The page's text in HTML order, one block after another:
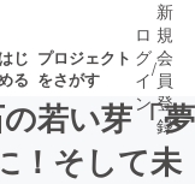
はじ
る
プロジェクト
をさがす
ロ
グ
イ
ン
/
新
規
会
員
登
録
若い芽「夢
！そして未